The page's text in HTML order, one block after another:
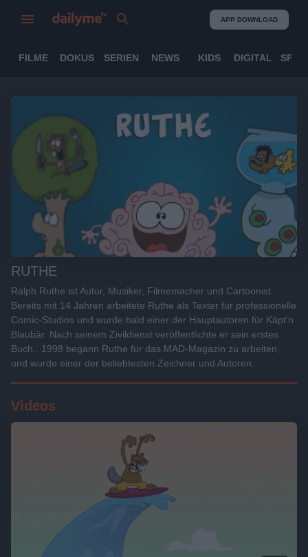
APP DOWNLOAD
FILME DOKUS SERIEN NEWS KIDS DIGITAL
RUTHE
Ralph Ruthe ist Autor, Musiker, Filmemacher und Cartoonist.
Bereits mit 14 Jahren arbeitete Ruthe als Texter für professionelle
Comic-Studios und wurde bald einer der Hauptautoren für Käpt'n
Blaubär. Nach seinem Zivildienst veröffentlichte er sein erstes
Buch.. 1998 begann Ruthe für das MAD-Magazin zu arbeiten,
und wurde einer der beliebtesten Zeichner und Autoren.
Videos